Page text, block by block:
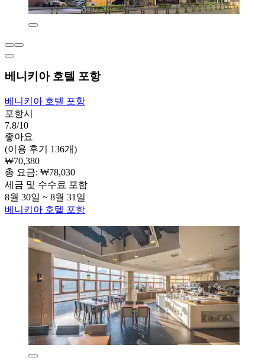
베니키아 호텔 포항
베니키아 호텔 포항
포항시
7.8/10
좋아요
(이용 후기 136개)
₩70,380
총 요금: ₩78,030
세금 및 수수료 포함
8월 30일 ~ 8월 31일
베니키아 호텔 포항